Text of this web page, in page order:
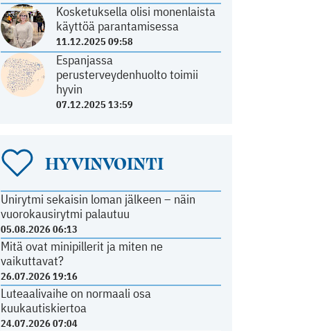
Kosketuksella olisi monenlaista
käyttöä parantamisessa
11.12.2025 09:58
Espanjassa
perusterveydenhuolto toimii
hyvin
07.12.2025 13:59
HYVINVOINTI
Unirytmi sekaisin loman jälkeen – näin
vuorokausirytmi palautuu
05.08.2026 06:13
Mitä ovat minipillerit ja miten ne
vaikuttavat?
26.07.2026 19:16
Luteaalivaihe on normaali osa
kuukautiskiertoa
24.07.2026 07:04